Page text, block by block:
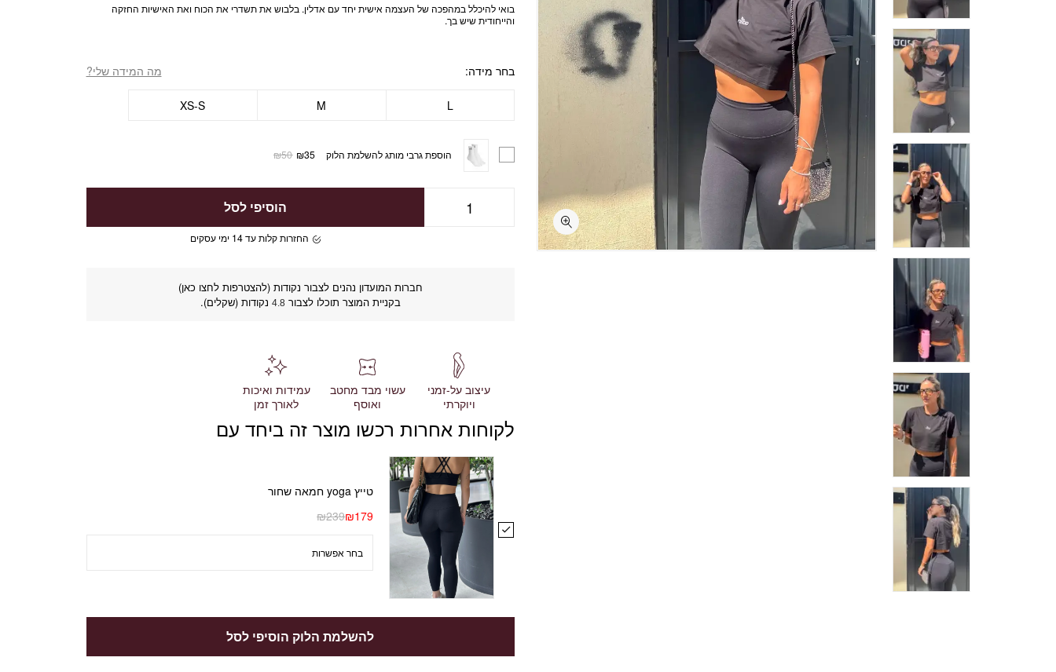
בואי להיכלל במהפכה של העצמה אישית יחד עם אדלין. בלבוש את תשדרי את הכוח ואת האישיות החזקה
והייחודית שיש בך.
בחר מידה מה המידה שלי?
L
M
XS-S
הוספת גרבי מותג להשלמת הלוק ₪50 ₪35
הוסיפי לסל
החזרות קלות עד 14 ימי עסקים
חברות המועדון נהנים לצבור נקודות (להצטרפות לחצו כאן)
בקניית המוצר תוכלו לצבור4.8 נקודות (שקלים).
עיצוב על-זמני
ויוקרתי
עשוי מבד מחטב
ואוסף
עמידות ואיכות
לאורך זמן
לקוחות אחרות רכשו מוצר זה ביחד עם
טייץ yoga חמאה שחור
₪239₪179
להשלמת הלוק הוסיפי לסל